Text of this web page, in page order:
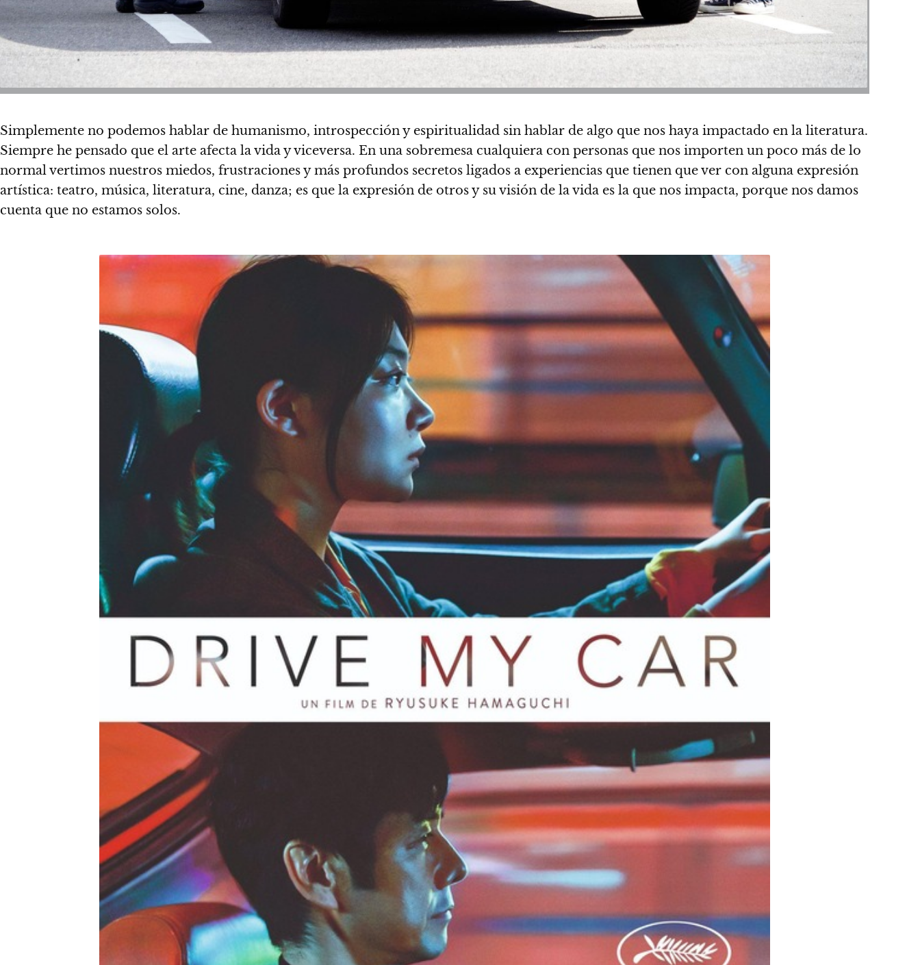
Simplemente no podemos hablar de humanismo, introspección y espiritualidad sin hablar de algo que nos haya impactado en la literatura.
Siempre he pensado que el arte afecta la vida y viceversa. En una sobremesa cualquiera con personas que nos importen un poco más de lo
normal vertimos nuestros miedos, frustraciones y más profundos secretos ligados a experiencias que tienen que ver con alguna expresión
artística: teatro, música, literatura, cine, danza; es que la expresión de otros y su visión de la vida es la que nos impacta, porque nos damos
cuenta que no estamos solos.